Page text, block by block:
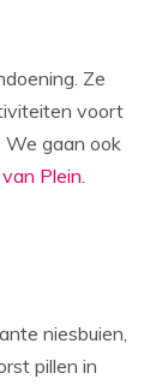
Ze
voort
gaan ook
Plein.
niesbuien,
pillen in